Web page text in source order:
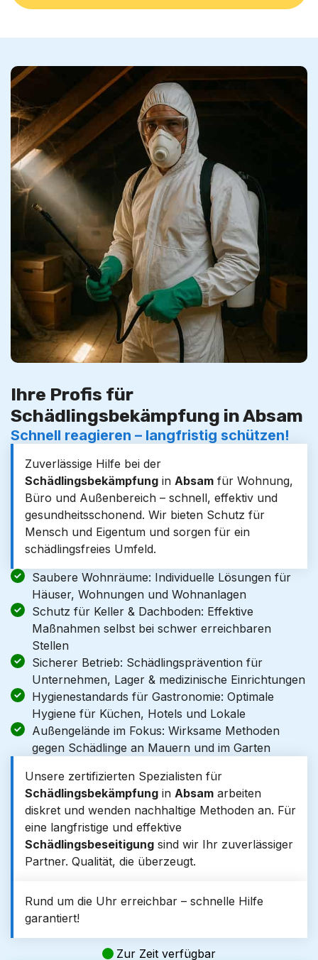
Ihre Profis für
Schädlingsbekämpfung in Absam
Schnell reagieren – langfristig schützen!
Zuverlässige Hilfe bei der
Schädlingsbekämpfung in Absam für Wohnung,
Büro und Außenbereich – schnell, effektiv und
gesundheitsschonend. Wir bieten Schutz für
Mensch und Eigentum und sorgen für ein
schädlingsfreies Umfeld.
Saubere Wohnräume: Individuelle Lösungen für
Häuser, Wohnungen und Wohnanlagen
Schutz für Keller & Dachboden: Effektive
Maßnahmen selbst bei schwer erreichbaren
Stellen
Sicherer Betrieb: Schädlingsprävention für
Unternehmen, Lager & medizinische Einrichtungen
Hygienestandards für Gastronomie: Optimale
Hygiene für Küchen, Hotels und Lokale
Außengelände im Fokus: Wirksame Methoden
gegen Schädlinge an Mauern und im Garten
Unsere zertifizierten Spezialisten für
Schädlingsbekämpfung in Absam arbeiten
diskret und wenden nachhaltige Methoden an. Für
eine langfristige und effektive
Schädlingsbeseitigung sind wir Ihr zuverlässiger
Partner. Qualität, die überzeugt.
Rund um die Uhr erreichbar – schnelle Hilfe
garantiert!
Zur Zeit verfügbar